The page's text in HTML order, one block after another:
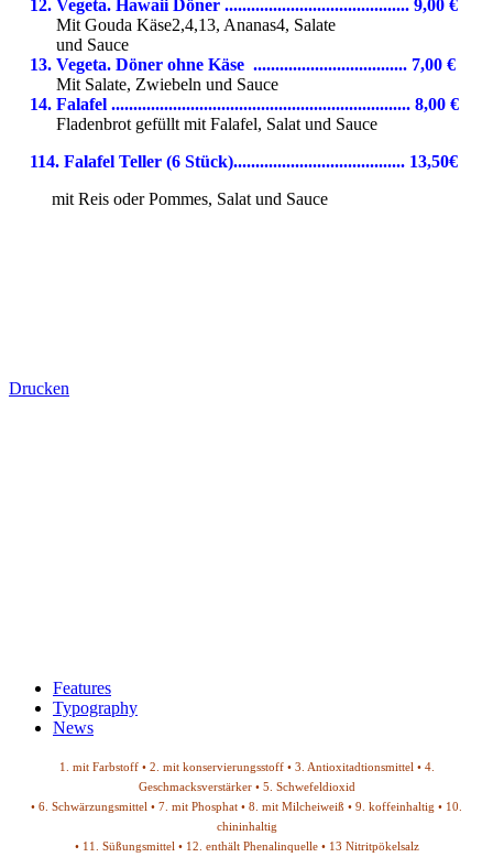
12. Vegeta. Hawaii Döner .......................................... 9,00 €
Mit Gouda Käse2,4,13, Ananas4, Salate
und Sauce
13. Vegeta. Döner ohne Käse ................................... 7,00 €
Mit Salate, Zwiebeln und Sauce
14. Falafel .................................................................... 8,00 €
Fladenbrot gefüllt mit Falafel, Salat und Sauce
114. Falafel Teller (6 Stück)....................................... 13,50€
mit Reis oder Pommes, Salat und Sauce
Drucken
Features
Typography
News
1. mit Farbstoff • 2. mit konservierungsstoff • 3. Antioxitadtionsmittel • 4.
Geschmacksverstärker • 5. Schwefeldioxid
• 6. Schwärzungsmittel • 7. mit Phosphat • 8. mit Milcheiweiß • 9. koffeinhaltig • 10.
chininhaltig
• 11. Süßungsmittel • 12. enthält Phenalinquelle • 13 Nitritpökelsalz